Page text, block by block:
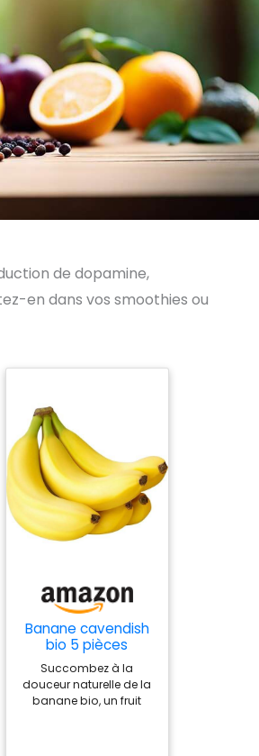
de dopamine,
en dans vos smoothies ou
Banane cavendish
bio 5 pièces
Succombez à la
douceur naturelle de la
banane bio, un fruit